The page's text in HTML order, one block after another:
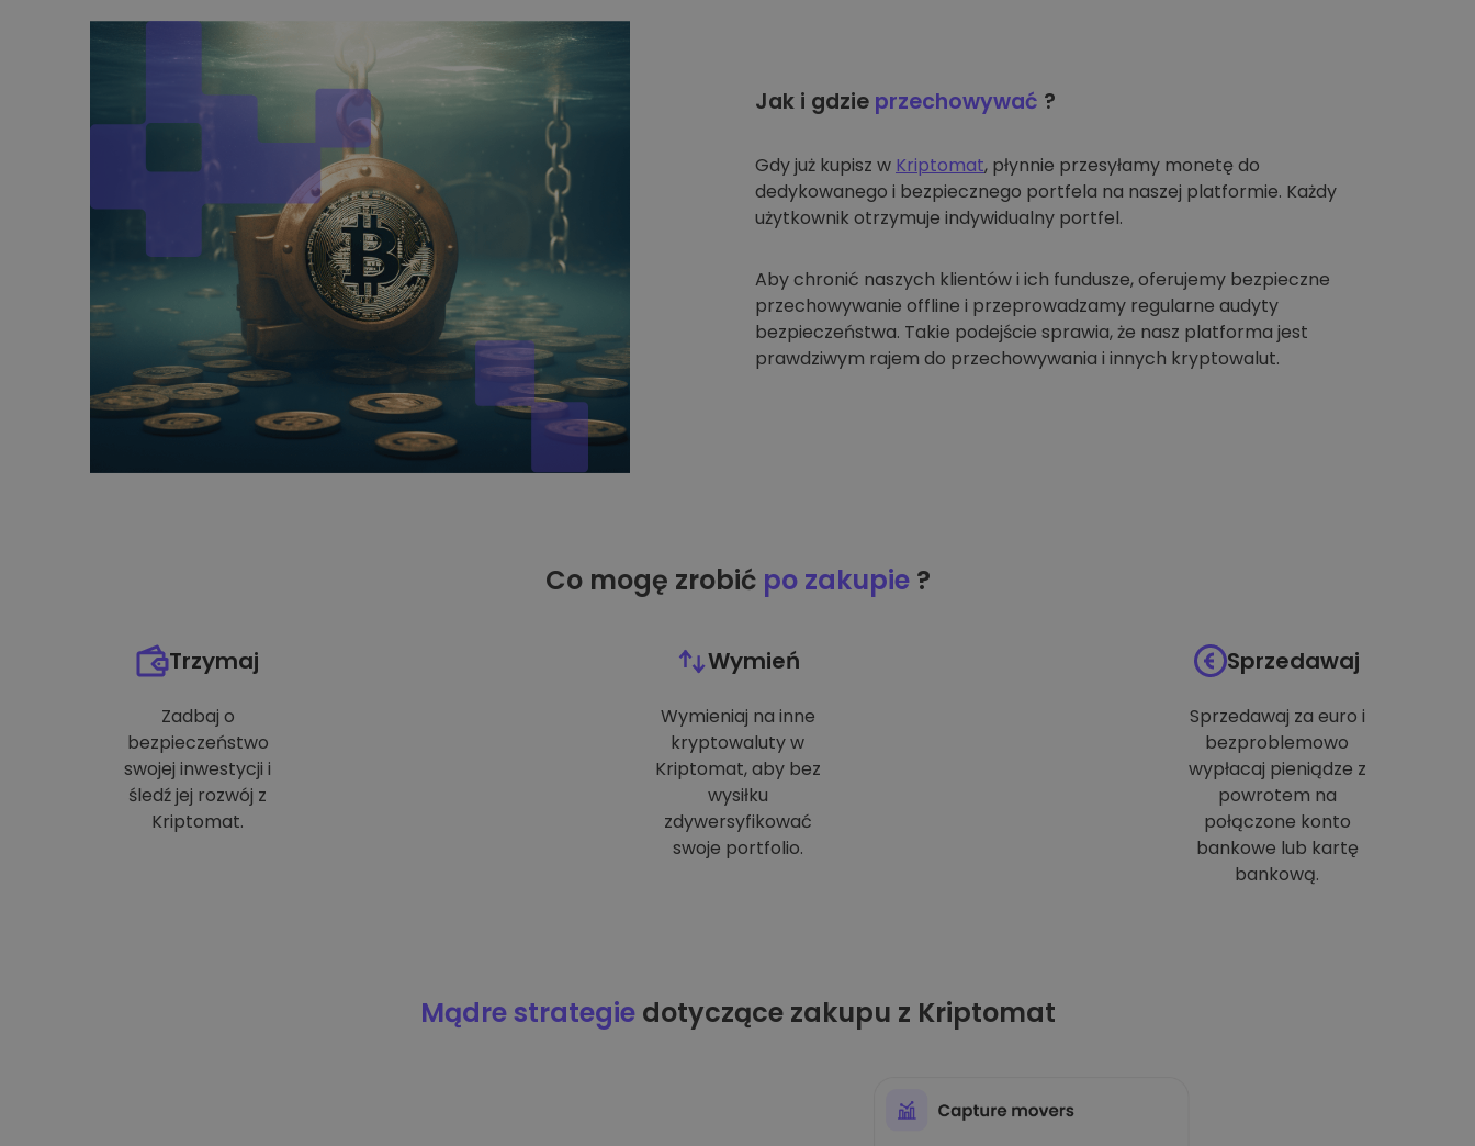
Jak i gdzie przechowywać ?
Gdy już kupisz w Kriptomat, płynnie przesyłamy monetę do
dedykowanego i bezpiecznego portfela na naszej platformie. Każdy
użytkownik otrzymuje indywidualny portfel.
Aby chronić naszych klientów i ich fundusze, oferujemy bezpieczne
przechowywanie offline i przeprowadzamy regularne audyty
bezpieczeństwa. Takie podejście sprawia, że nasz platforma jest
prawdziwym rajem do przechowywania i innych kryptowalut.
Co mogę zrobić po zakupie?
Trzymaj
Zadbaj o
bezpieczeństwo
swojej inwestycji i
śledź jej rozwój z
Kriptomat.
Wymień
Wymieniaj na inne
kryptowaluty w
Kriptomat, aby bez
wysiłku
zdywersyfikować
swoje portfolio.
Sprzedawaj
Sprzedawaj za euro i
bezproblemowo
wypłacaj pieniądze z
powrotem na
połączone konto
bankowe lub kartę
bankową.
Mądre strategiedotyczące zakupu z Kriptomat